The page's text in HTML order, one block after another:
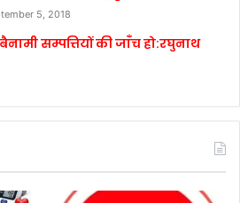
5, 2018
सम्पत्तियों की जाँच हो:रघुनाथ